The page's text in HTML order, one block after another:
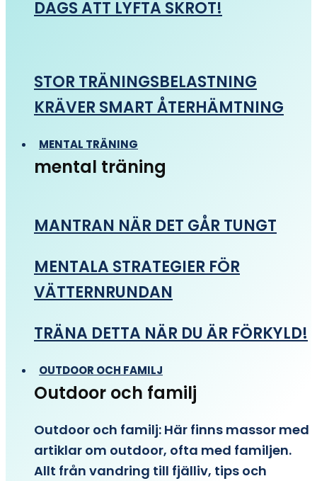
DAGS ATT LYFTA SKROT!
STOR TRÄNINGSBELASTNING
KRÄVER SMART ÅTERHÄMTNING
MENTAL TRÄNING
mental träning
MANTRAN NÄR DET GÅR TUNGT
MENTALA STRATEGIER FÖR
VÄTTERNRUNDAN
TRÄNA DETTA NÄR DU ÄR FÖRKYLD!
OUTDOOR OCH FAMILJ
Outdoor och familj
Outdoor och familj: Här finns massor med
artiklar om outdoor, ofta med familjen.
Allt från vandring till fjälliv, tips och